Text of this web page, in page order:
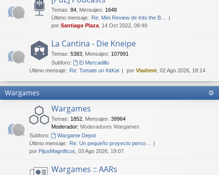
Temas: 84 Mensajes: 1648
Último mensaje: Re: Mini Review de Into the B…
por Santiago Plaza , 14 Oct 2022, 09:49
La Cantina - Die Kneipe
Temas: 5383 Mensajes: 107991
Subforo:
El Mercadillo
Último mensaje: Re: Tomate un KitKat por Vladimir, 02 Ago 2026, 18:14
Wargames
Wargames
Temas: 1852 Mensajes: 39964
Moderador: Moderadores Wargames
Subforo:
Wargame Depot
Último mensaje: Re: Un pequeño proyecto perso…
por PijusMagnificus , 03 Ago 2026, 19:07
Wargames :: AARs